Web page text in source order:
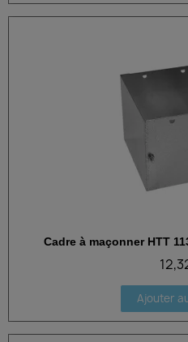
Aperçu
Cadre à maçonner HTT
Ajouter